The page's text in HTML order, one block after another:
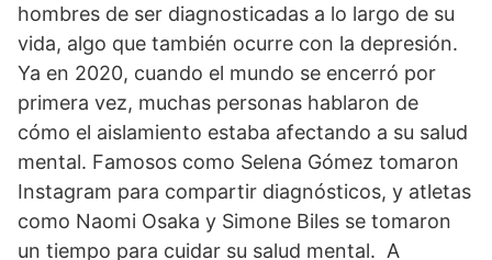
hombres de ser diagnosticadas a lo largo de su
vida, algo que también ocurre con la depresión.
Ya en 2020, cuando el mundo se encerró por
primera vez, muchas personas hablaron de
cómo el aislamiento estaba afectando a su salud
mental. Famosos como Selena Gómez tomaron
Instagram para compartir diagnósticos, y atletas
como Naomi Osaka y Simone Biles se tomaron
un tiempo para cuidar su salud mental. A